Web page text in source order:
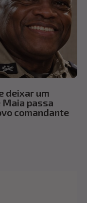
deixar um
passa
comandante